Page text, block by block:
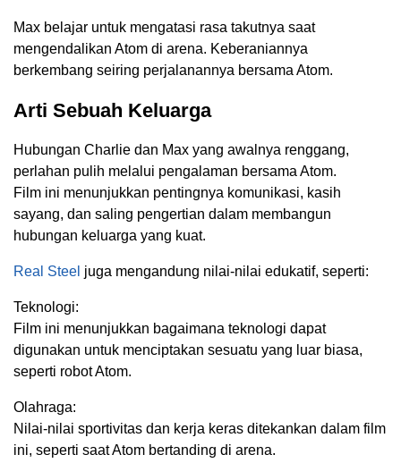
Max belajar untuk mengatasi rasa takutnya saat
mengendalikan Atom di arena. Keberaniannya
berkembang seiring perjalanannya bersama Atom.
Arti Sebuah Keluarga
Hubungan Charlie dan Max yang awalnya renggang,
perlahan pulih melalui pengalaman bersama Atom.
Film ini menunjukkan pentingnya komunikasi, kasih
sayang, dan saling pengertian dalam membangun
hubungan keluarga yang kuat.
Real Steel juga mengandung nilai-nilai edukatif, seperti:
Teknologi:
Film ini menunjukkan bagaimana teknologi dapat
digunakan untuk menciptakan sesuatu yang luar biasa,
seperti robot Atom.
Olahraga:
Nilai-nilai sportivitas dan kerja keras ditekankan dalam film
ini, seperti saat Atom bertanding di arena.